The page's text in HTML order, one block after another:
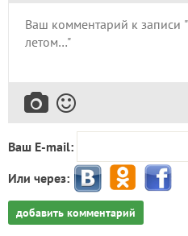
Ваш E-mail:
Или через:
добавить комментарий